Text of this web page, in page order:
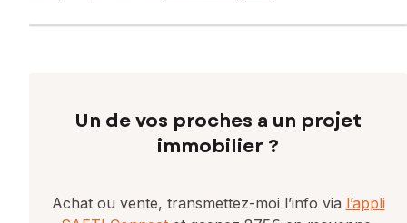
Un de vos proches a un projet
immobilier ?
Achat ou vente, transmettez-moi l’info via l’appli